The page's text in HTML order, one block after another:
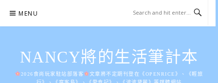
content
MENU
NANCY將的生活筆計本
2026食尚玩家駐站部落客
文章將不定期刊登在《OPENRICE》、《輕旅